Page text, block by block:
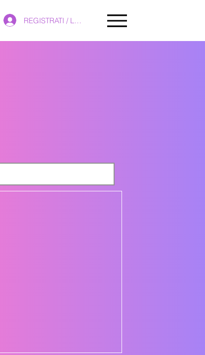
REGISTRATI / LOGIN